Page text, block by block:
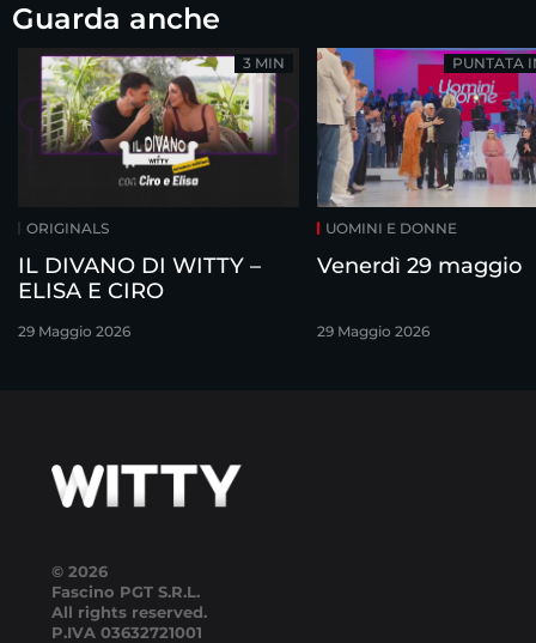
Guarda anche
ORIGINALS
IL DIVANO DI WITTY –
ELISA E CIRO
29 Maggio 2026
3 MIN
UOMINI E DONNE
Venerdì 29 maggio
29 Maggio 2026
PUNTATA
© 2026
Fascino PGT S.R.L.
All rights reserved.
P.IVA 03632721001